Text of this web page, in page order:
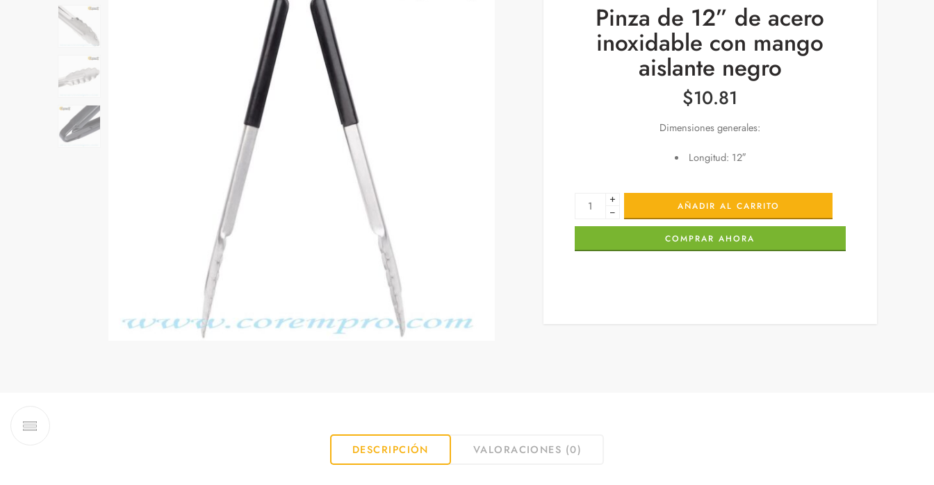
Pinza de 12” de acero
inoxidable con mango
aislante negro
$10.81
Dimensiones generales:
Longitud: 12″
+
−
AÑADIR AL CARRITO
COMPRAR AHORA
DESCRIPCIÓN VALORACIONES (0)